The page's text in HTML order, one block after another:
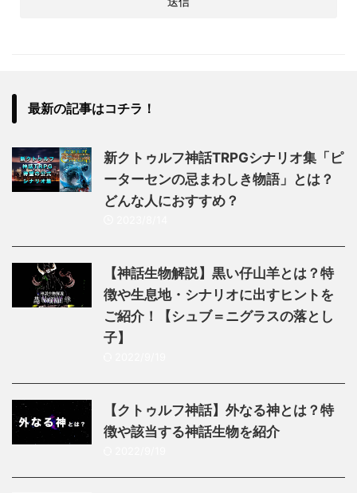
最新の記事はコチラ！
新クトゥルフ神話TRPGシナリオ集「ピ
ーターセンの忌まわしき物語」とは？
どんな人におすすめ？
【神話生物解説】黒い仔山羊とは？特
徴や生息地・シナリオに出すヒントを
ご紹介！【シュブ＝ニグラスの落とし
子】
【クトゥルフ神話】外なる神とは？特
徴や該当する神話生物を紹介